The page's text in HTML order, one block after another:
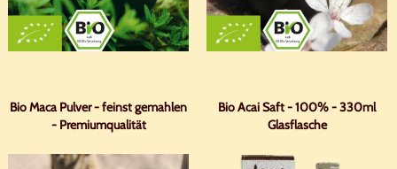
Bio Maca Pulver - feinst gemahlen
- Premiumqualität
Bio Acai Saft - 100% - 330ml
Glasflasche